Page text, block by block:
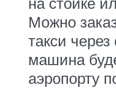
Можно
такси
машина
аэропорту